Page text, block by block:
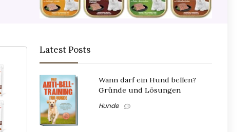
Latest Posts
Wann darf ein Hund bellen?
Gründe und Lösungen
Hunde